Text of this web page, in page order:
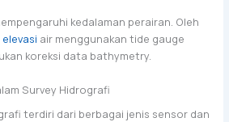
kedalaman perairan. Oleh
elevasi air menggunakan tide gauge
koreksi data bathymetry.
Survey Hidrografi
terdiri dari berbagai jenis sensor dan